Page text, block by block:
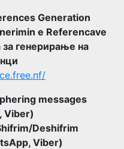
Generation
e Referencave
генерирање на
messages
Viber)
Deshifrim
Viber)